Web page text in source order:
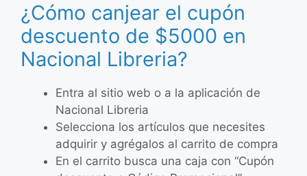
¿Cómo canjear el cupón
descuento de $5000 en
Nacional Libreria?
Entra al sitio web o a la aplicación de
Nacional Libreria
Selecciona los artículos que necesites
adquirir y agrégalos al carrito de compra
En el carrito busca una caja con “Cupón